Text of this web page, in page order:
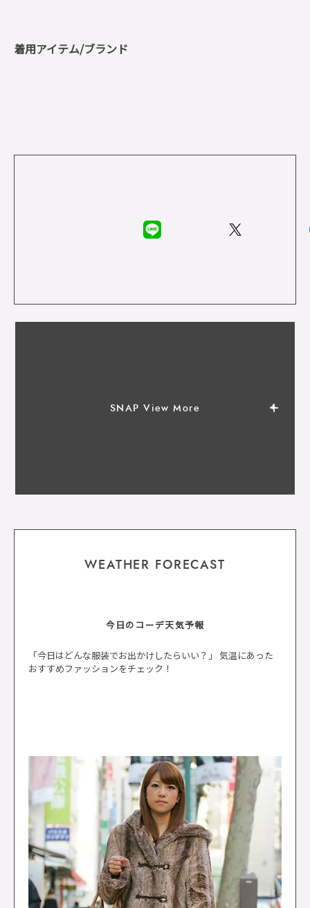
着用アイテム/ブランド
SNAP View More
WEATHER FORECAST
今日のコーデ天気予報
「今日はどんな服装でお出かけしたらいい？」 気温にあった
おすすめファッションをチェック！